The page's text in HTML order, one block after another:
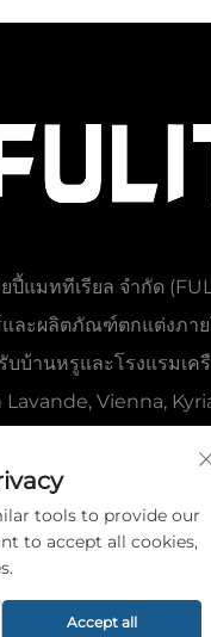
ปี้แมททีเรียล จำกัด
และผลิตภัณฑ์ตกแต่งภา
บบ้านหรูและโรงแรมเค
Lavande, Vienna,
tools to provide our
to accept all cookies,
Accept all